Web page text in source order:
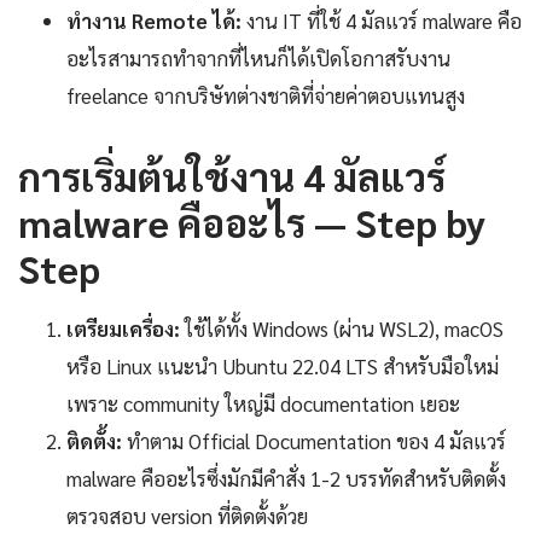
ทำงาน Remote ได้: งาน IT ที่ใช้ 4 มัลแวร์ malware คือ
อะไรสามารถทำจากที่ไหนก็ได้เปิดโอกาสรับงาน
freelance จากบริษัทต่างชาติที่จ่ายค่าตอบแทนสูง
การเริ่มต้นใช้งาน 4 มัลแวร์
malware คืออะไร — Step by
Step
เตรียมเครื่อง:ใช้ได้ทั้ง Windows (ผ่าน WSL2), macOS
หรือ Linux แนะนำ Ubuntu 22.04 LTS สำหรับมือใหม่
เพราะ community ใหญ่มี documentation เยอะ
ติดตั้ง: ทำตาม Official Documentation ของ 4 มัลแวร์
malware คืออะไรซึ่งมักมีคำสั่ง 1-2 บรรทัดสำหรับติดตั้ง
ตรวจสอบ version ที่ติดตั้งด้วย